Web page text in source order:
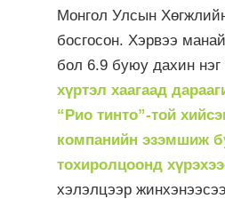
Монгол Улсын
босгосон. Хэрвээ
бол 6.9 буюу дахин нэг
хүртэл хаагаад
“Рио тинто”-той
компанийн эзэмшиж
тохиролцоонд
хэлэлцээр